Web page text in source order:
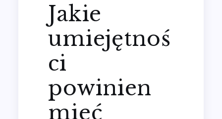
Jakie
umiejętnoś
ci
powinien
mieć